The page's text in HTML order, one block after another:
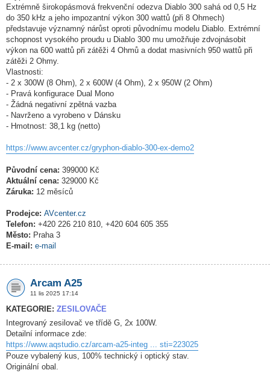
Extrémně širokopásmová frekvenční odezva Diablo 300 sahá od 0,5 Hz
do 350 kHz a jeho impozantní výkon 300 wattů (při 8 Ohmech)
představuje významný nárůst oproti původnímu modelu Diablo. Extrémní
schopnost vysokého proudu u Diablo 300 mu umožňuje zdvojnásobit
výkon na 600 wattů při zátěži 4 Ohmů a dodat masivních 950 wattů při
zátěži 2 Ohmy.
Vlastnosti:
- 2 x 300W (8 Ohm), 2 x 600W (4 Ohm), 2 x 950W (2 Ohm)
- Pravá konfigurace Dual Mono
- Žádná negativní zpětná vazba
- Navrženo a vyrobeno v Dánsku
- Hmotnost: 38,1 kg (netto)
https://www.avcenter.cz/gryphon-diablo-300-ex-demo2
Původní cena: 399000 Kč
Aktuální cena: 329000 Kč
Záruka: 12 měsíců
Prodejce: AVcenter.cz
Telefon: +420 226 210 810, +420 604 605 355
Město: Praha 3
E-mail: e-mail
Arcam A25
11 lis 2025 17:14
KATEGORIE: ZESILOVAČE
Integrovaný zesilovač ve třídě G, 2x 100W.
Detailní informace zde:
https://www.aqstudio.cz/arcam-a25-integ ... sti=223025
Pouze vybalený kus, 100% technický i optický stav.
Originální obal.